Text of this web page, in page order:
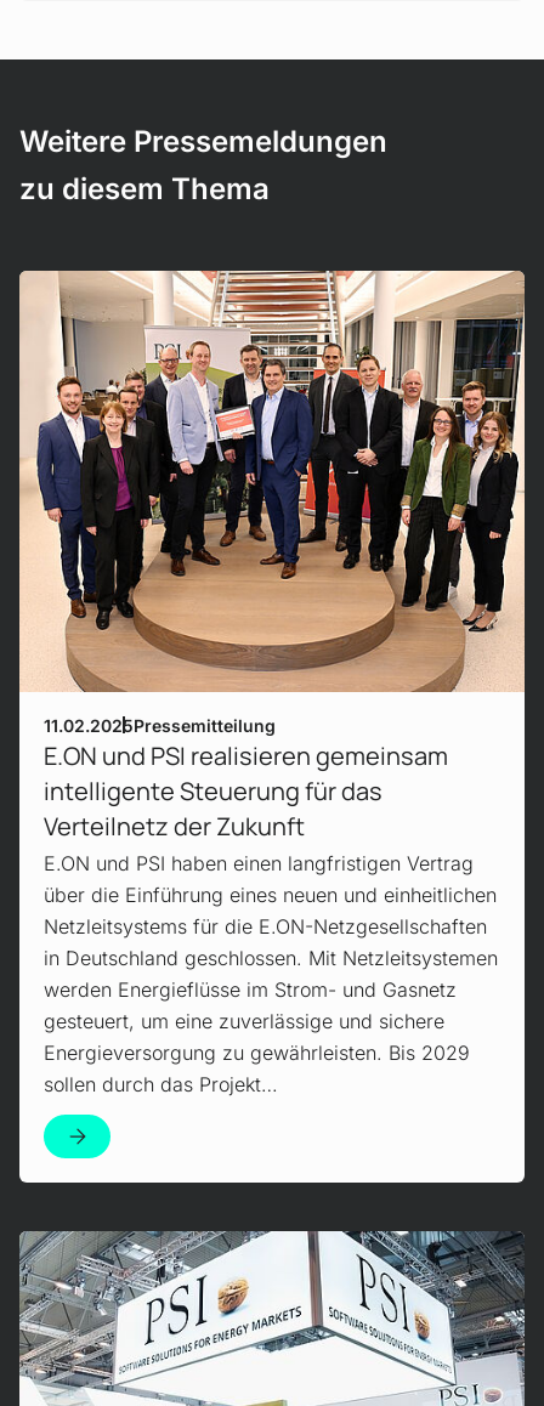
Weitere Pressemeldungen
zu diesem Thema
11.02.2025Pressemitteilung
E.ON und PSI realisieren gemeinsam
intelligente Steuerung für das
Verteilnetz der Zukunft
E.ON und PSI haben einen langfristigen Vertrag
über die Einführung eines neuen und einheitlichen
Netzleitsystems für die E.ON-Netzgesellschaften
in Deutschland geschlossen. Mit Netzleitsystemen
werden Energieflüsse im Strom- und Gasnetz
gesteuert, um eine zuverlässige und sichere
Energieversorgung zu gewährleisten. Bis 2029
sollen durch das Projekt…
Mehr erfahren!
Mehr erfahren!